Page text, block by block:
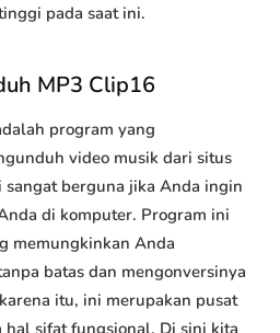
pada saat ini.
MP3 Clip16
program yang
video musik dari situs
berguna jika Anda ingin
di komputer. Program ini
memungkinkan Anda
batas dan mengonversinya
itu, ini merupakan pusat